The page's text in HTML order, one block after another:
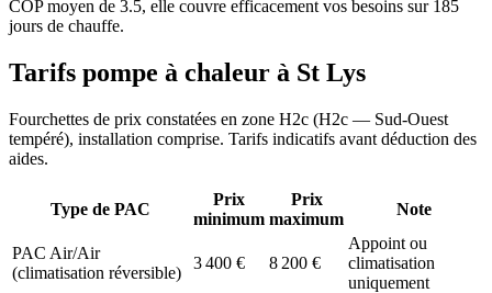
COP moyen de 3.5, elle couvre efficacement vos besoins sur 185
jours de chauffe.
Tarifs pompe à chaleur à St Lys
Fourchettes de prix constatées en zone H2c (H2c — Sud-Ouest
tempéré), installation comprise. Tarifs indicatifs avant déduction des
aides.
Type de PAC
Prix
minimum
Prix
maximum
Note
PAC Air/Air
(climatisation réversible)
3 400 € 8 200 €
Appoint ou
climatisation
uniquement